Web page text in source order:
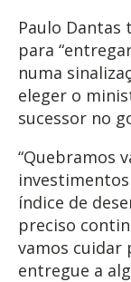
Paulo
para
numa
eleger o
sucessor no
“Quebramos
índice de
preciso
vamos cuidar
entregue a